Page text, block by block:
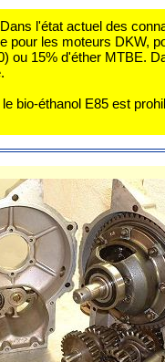
l'état actuel des
pour les moteurs DKW,
ou 15% d'éther MTBE.
bio-éthanol E85 est